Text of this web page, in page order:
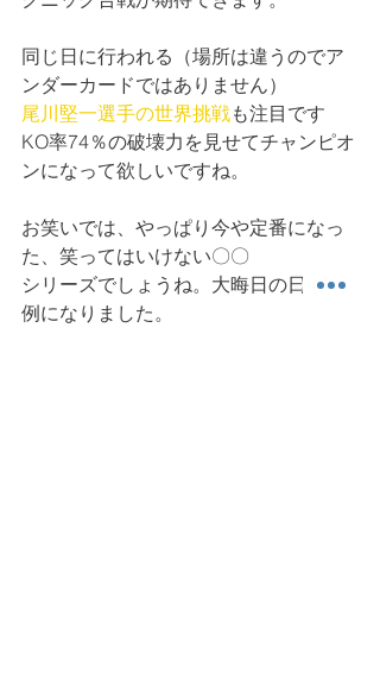
同じ日に行われる（場所は違うのでア
ンダーカードではありません）
尾川堅一選手の世界挑戦も注目です
KO率74％の破壊力を見せてチャンピオ
ンになって欲しいですね。
お笑いでは、やっぱり今や定番になっ
た、笑ってはいけない〇〇
シリーズでしょうね。大晦日の日の恒
例になりました。